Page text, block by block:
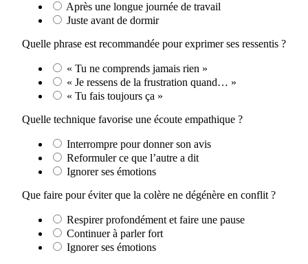
Après une longue journée de travail
Juste avant de dormir
Quelle phrase est recommandée pour exprimer ses ressentis ?
« Tu ne comprends jamais rien »
« Je ressens de la frustration quand… »
« Tu fais toujours ça »
Quelle technique favorise une écoute empathique ?
Interrompre pour donner son avis
Reformuler ce que l’autre a dit
Ignorer ses émotions
Que faire pour éviter que la colère ne dégénère en conflit ?
Respirer profondément et faire une pause
Continuer à parler fort
Ignorer ses émotions